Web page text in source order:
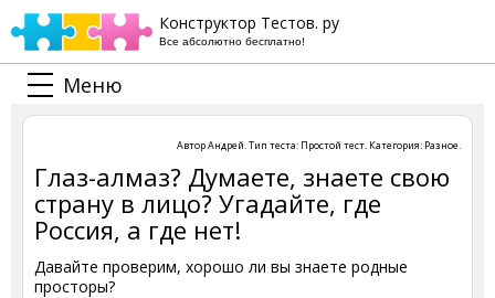
Конструктор Тестов. ру
Все абсолютно бесплатно!
Меню
АвторАндрей. Тип теста: Простой тест. Категория: Разное.
Глаз-алмаз? Думаете, знаете свою
страну в лицо? Угадайте, где
Россия, а где нет!
Давайте проверим, хорошо ли вы знаете родные
просторы?